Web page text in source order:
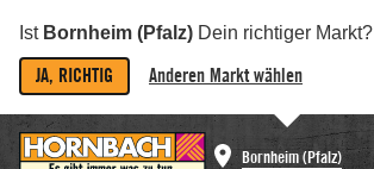
Ist Bornheim (Pfalz) Dein richtiger Markt?
JA, RICHTIG Anderen Markt wählen
Bornheim (Pfalz)